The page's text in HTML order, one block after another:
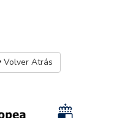
Volver Atrás